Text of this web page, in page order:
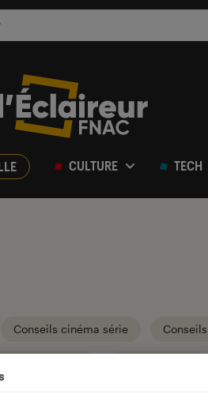
CULTURE TECH
Conseils cinéma série